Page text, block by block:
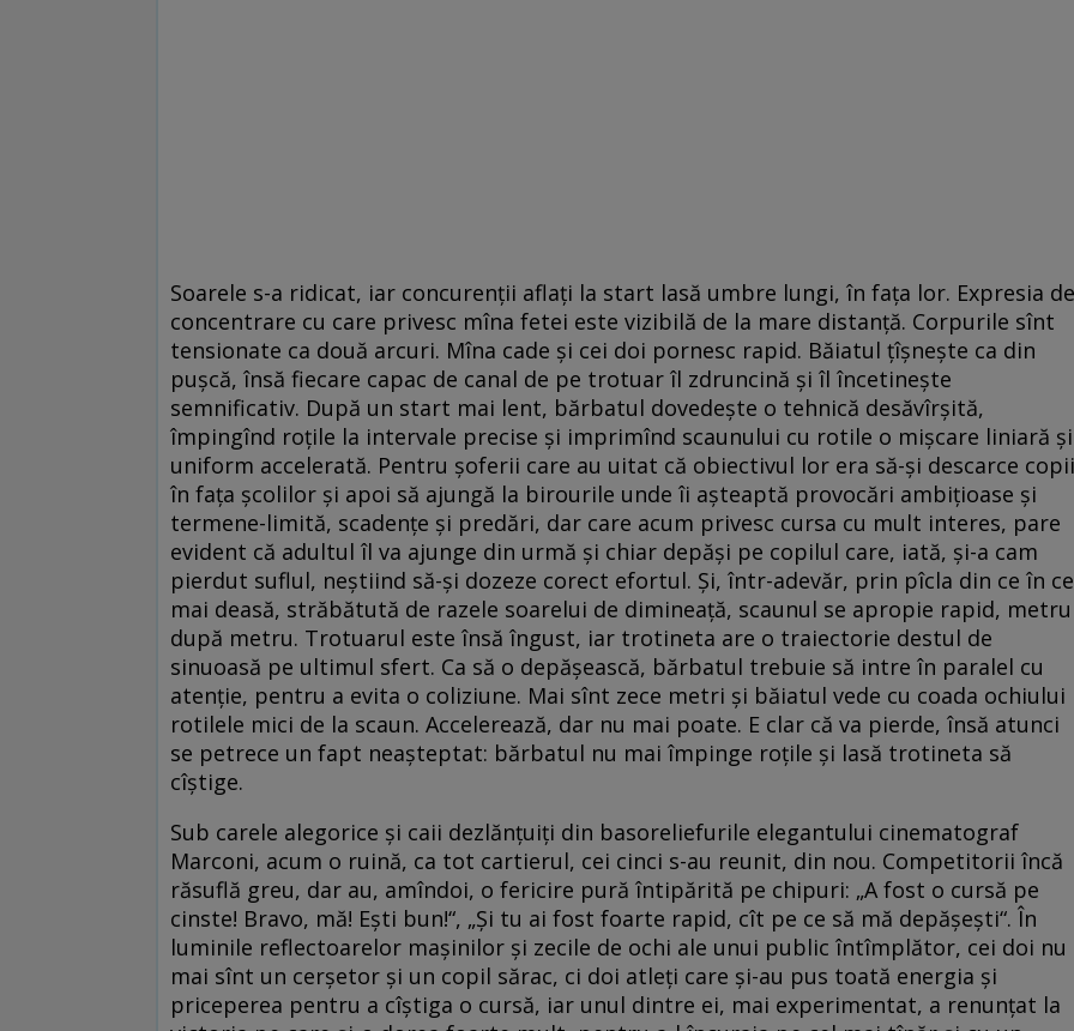
Soarele s-a ridicat, iar concurenții aflați la start lasă umbre lungi, în fața lor. Expresia de
concentrare cu care privesc mîna fetei este vizibilă de la mare distanță. Corpurile sînt
tensionate ca două arcuri. Mîna cade și cei doi pornesc rapid. Băiatul țîșnește ca din
pușcă, însă fiecare capac de canal de pe trotuar îl zdruncină și îl încetinește
semnificativ. După un start mai lent, bărbatul dovedește o tehnică desăvîrșită,
împingînd roțile la intervale precise și imprimînd scaunului cu rotile o mișcare liniară și
uniform accelerată. Pentru șoferii care au uitat că obiectivul lor era să-și descarce
în fața școlilor și apoi să ajungă la birourile unde îi așteaptă provocări ambițioase și
termene-limită, scadențe și predări, dar care acum privesc cursa cu mult interes, pare
evident că adultul îl va ajunge din urmă și chiar depăși pe copilul care, iată, și-a cam
pierdut suflul, neștiind să-și dozeze corect efortul. Și, într-adevăr, prin pîcla din ce în ce
mai deasă, străbătută de razele soarelui de dimineață, scaunul se apropie rapid, metru
după metru. Trotuarul este însă îngust, iar trotineta are o traiectorie destul de
sinuoasă pe ultimul sfert. Ca să o depășească, bărbatul trebuie să intre în paralel cu
atenție, pentru a evita o coliziune. Mai sînt zece metri și băiatul vede cu coada ochiului
rotilele mici de la scaun. Accelerează, dar nu mai poate. E clar că va pierde, însă atunci
se petrece un fapt neașteptat: bărbatul nu mai împinge roțile și lasă trotineta să
cîștige.
Sub carele alegorice și caii dezlănțuiți din basoreliefurile elegantului cinematograf
Marconi, acum o ruină, ca tot cartierul, cei cinci s-au reunit, din nou. Competitorii încă
răsuflă greu, dar au, amîndoi, o fericire pură întipărită pe chipuri: „A fost o cursă pe
cinste! Bravo, mă! Ești bun!“, „Și tu ai fost foarte rapid, cît pe ce să mă depășești“. În
luminile reflectoarelor mașinilor și zecile de ochi ale unui public întîmplător, cei doi nu
mai sînt un cerșetor și un copil sărac, ci doi atleți care și-au pus toată energia și
priceperea pentru a cîștiga o cursă, iar unul dintre ei, mai experimentat, a renunțat la